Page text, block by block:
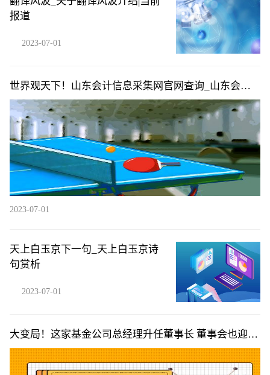
报道
2023-07-01
世界观天下！山东会计信息采集网官网查询_山东会计
信息采集网官网
2023-07-01
天上白玉京下一句_天上白玉京诗
句赏析
2023-07-01
大变局！这家基金公司总经理升任董事长 董事会也迎来
“洗牌”